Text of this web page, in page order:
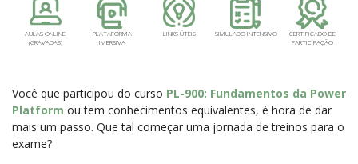
AULAS ONLINE
(GRAVADAS)
PLATAFORMA
IMERSIVA
LINKS ÚTEIS SIMULADO INTENSIVO
CERTIFICADO DE
PARTICIPAÇÃO
Você que participou do curso PL-900: Fundamentos da Power
Platform ou tem conhecimentos equivalentes, é hora de dar
mais um passo. Que tal começar uma jornada de treinos para o
exame?